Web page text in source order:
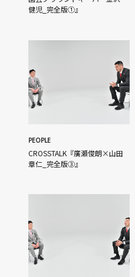
健児_完全版①』
PEOPLE
CROSSTALK『廣瀬俊朗×山田
章仁_完全版③』